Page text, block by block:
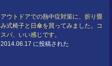
アウトドアでの熱中症対策に、折り畳
み式椅子と日傘を買ってみました。コ
スパ、いい感じです。
2014.06.17 に投稿された